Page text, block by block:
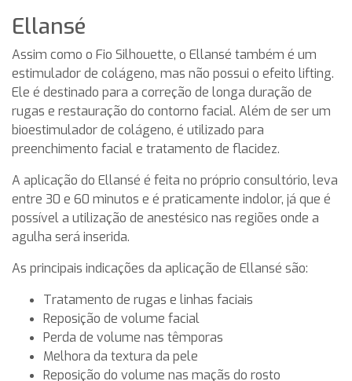
Ellansé
Assim como o Fio Silhouette, o Ellansé também é um
estimulador de colágeno, mas não possui o efeito lifting.
Ele é destinado para a correção de longa duração de
rugas e restauração do contorno facial. Além de ser um
bioestimulador de colágeno, é utilizado para
preenchimento facial e tratamento de flacidez.
A aplicação do Ellansé é feita no próprio consultório, leva
entre 30 e 60 minutos e é praticamente indolor, já que é
possível a utilização de anestésico nas regiões onde a
agulha será inserida.
As principais indicações da aplicação de Ellansé são:
Tratamento de rugas e linhas faciais
Reposição de volume facial
Perda de volume nas têmporas
Melhora da textura da pele
Reposição do volume nas maçãs do rosto